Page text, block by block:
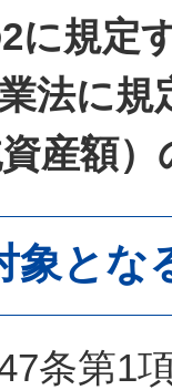
に規定
法に規
産額
象とな
条第1